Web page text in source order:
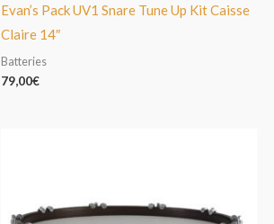
Evan’s Pack UV1 Snare Tune Up Kit Caisse
Claire 14″
Batteries
79,00€